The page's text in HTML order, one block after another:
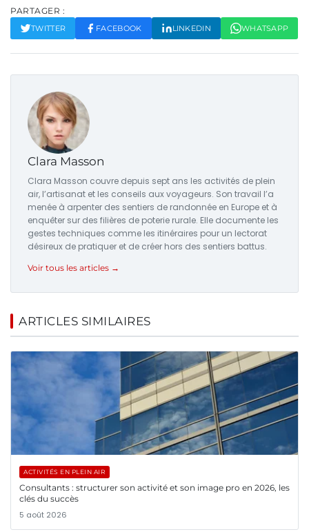
PARTAGER :
TWITTER FACEBOOK LINKEDIN WHATSAPP
Clara Masson
Clara Masson couvre depuis sept ans les activités de plein
air, l’artisanat et les conseils aux voyageurs. Son travail l’a
menée à arpenter des sentiers de randonnée en Europe et à
enquêter sur des filières de poterie rurale. Elle documente les
gestes techniques comme les itinéraires pour un lectorat
désireux de pratiquer et de créer hors des sentiers battus.
Voir tous les articles →
ARTICLES SIMILAIRES
ACTIVITÉS EN PLEIN AIR
Consultants : structurer son activité et son image pro en 2026, les
clés du succès
5 août 2026